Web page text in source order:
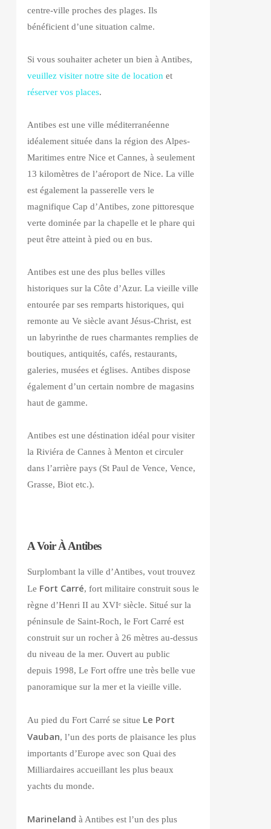
centre-ville proches des plages. Ils
bénéficient d’une situation calme.
Si vous souhaiter acheter un bien à Antibes,
veuillez visiter notre site de location et
réserver vos places.
Antibes est une ville méditerranéenne
idéalement située dans la région des Alpes-
Maritimes entre Nice et Cannes, à seulement
13 kilomètres de l’aéroport de Nice. La ville
est également la passerelle vers le
magnifique Cap d’Antibes, zone pittoresque
verte dominée par la chapelle et le phare qui
peut être atteint à pied ou en bus.
Antibes est une des plus belles villes
historiques sur la Côte d’Azur. La vieille ville
entourée par ses remparts historiques, qui
remonte au Ve siècle avant Jésus-Christ, est
un labyrinthe de rues charmantes remplies de
boutiques, antiquités, cafés, restaurants,
galeries, musées et églises. Antibes dispose
également d’un certain nombre de magasins
haut de gamme.
Antibes est une déstination idéal pour visiter
la Riviéra de Cannes à Menton et circuler
dans l’arrière pays (St Paul de Vence, Vence,
Grasse, Biot etc.).
A Voir À Antibes
Surplombant la ville d’Antibes, vout trouvez
Le Fort Carré, fort militaire construit sous le
règne d’Henri II au XVIᵉ siècle. Situé sur la
péninsule de Saint-Roch, le Fort Carré est
construit sur un rocher à 26 mètres au-dessus
du niveau de la mer. Ouvert au public
depuis 1998, Le Fort offre une très belle vue
panoramique sur la mer et la vieille ville.
Au pied du Fort Carré se situe Le Port
Vauban, l’un des ports de plaisance les plus
importants d’Europe avec son Quai des
Milliardaires accueillant les plus beaux
yachts du monde.
Marineland à Antibes est l’un des plus